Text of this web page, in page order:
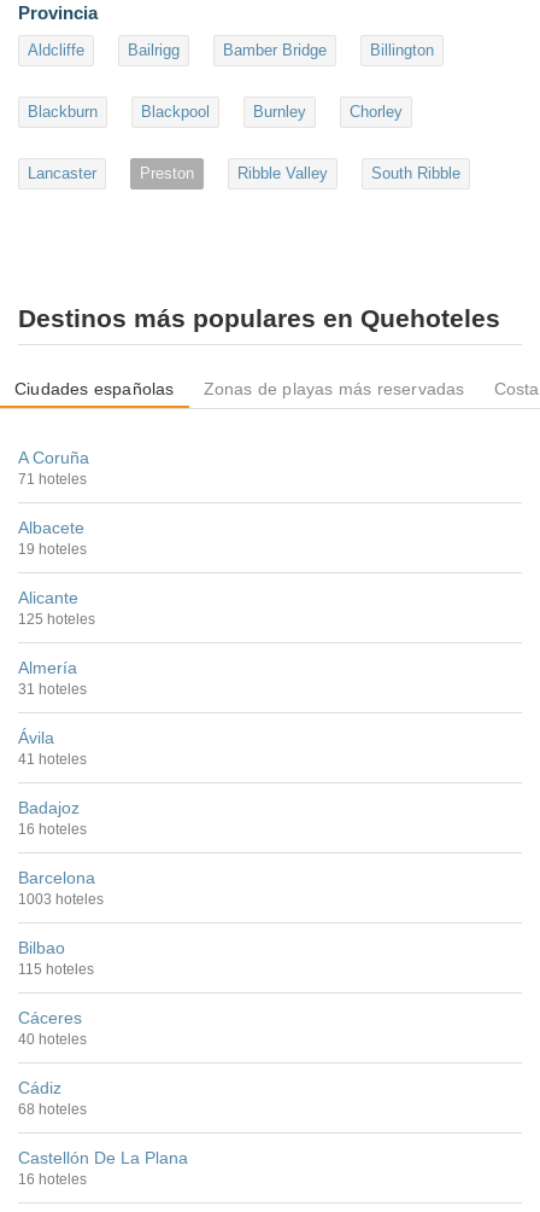
Provincia
Aldcliffe Bailrigg Bamber Bridge Billington
Blackburn Blackpool Burnley Chorley
Lancaster Preston Ribble Valley South Ribble
Destinos más populares en Quehoteles
Ciudades españolas Zonas de playas más reservadas
A Coruña
71 hoteles
Albacete
19 hoteles
Alicante
125 hoteles
Almería
31 hoteles
Ávila
41 hoteles
Badajoz
16 hoteles
Barcelona
1003 hoteles
Bilbao
115 hoteles
Cáceres
40 hoteles
Cádiz
68 hoteles
Castellón De La Plana
16 hoteles